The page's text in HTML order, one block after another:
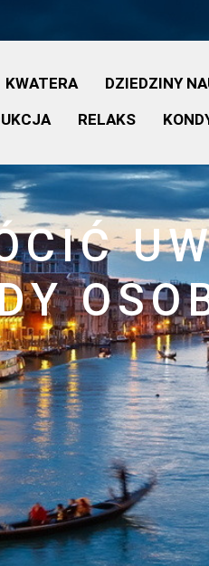
KWATERA DZIEDZINY
RELAKS